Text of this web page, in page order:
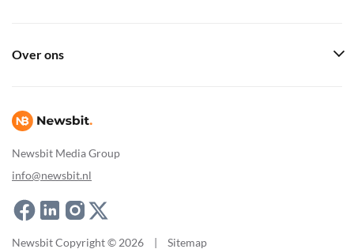
Newsbit Media Group
info@newsbit.nl
Over ons
Newsbit Copyright © 2026 | Sitemap